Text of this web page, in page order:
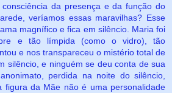
da presença e da função do
veríamos essas maravilhas? Esse
magnífico e fica em silêncio. Maria foi
e tão límpida (como o vidro), tão
e nos transpareceu o mistério total de
silêncio, e ninguém se deu conta de sua
perdida na noite do silêncio,
da Mãe não é uma personalidade